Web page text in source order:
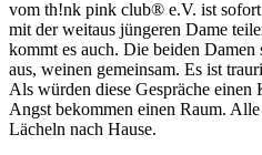
vom th!nk pink club® e.V. ist
mit der weitaus jüngeren Dame
kommt es auch. Die beiden Damen
aus, weinen gemeinsam. Es ist
Als würden diese Gespräche einen
Angst bekommen einen Raum.
Lächeln nach Hause.